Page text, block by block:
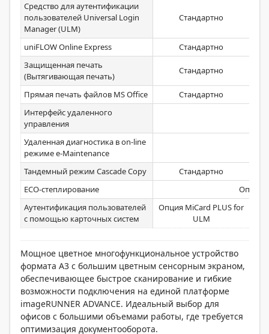
Средство для аутентификации
пользователей Universal Login
Manager (ULM)
Стандартно
uniFLOW Online Express
Стандартно
Защищенная печать
(Вытягивающая печать)
Стандартно
Прямая печать файлов MS Office
Стандартно
Интерфейс удаленного
управления
Удаленная диагностика в on-line
режиме e-Maintenance
Тандемный режим Cascade Copy
Стандартно
ECO-степлирование
Опция
Аутентификация пользователей
с помощью карточных систем
Опция MiCard PLUS for
ULM
Мощное цветное многофункциональное устройство
формата A3 с большим цветным сенсорным экраном,
обеспечивающее быстрое сканирование и гибкие
возможности подключения на единой платформе
imageRUNNER ADVANCE. Идеальный выбор для
офисов с большими объемами работы, где требуется
оптимизация документооборота.